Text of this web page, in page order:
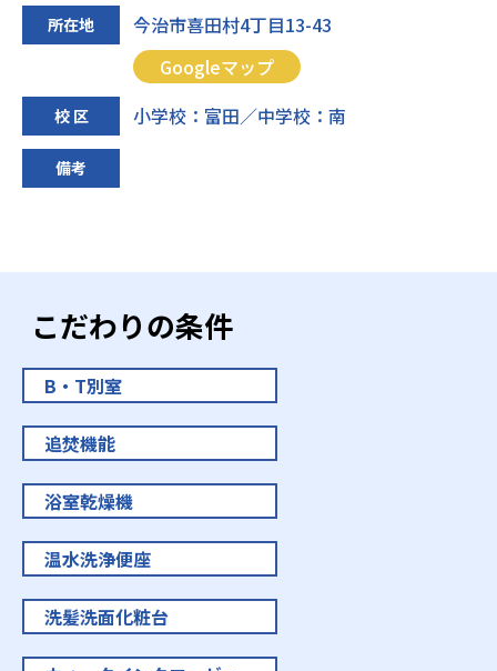
所在地
今治市喜田村4丁目13-43
Googleマップ
校 区 小学校：富田／中学校：南
備考
こだわりの条件
B・T別室
追焚機能
浴室乾燥機
温水洗浄便座
洗髪洗面化粧台